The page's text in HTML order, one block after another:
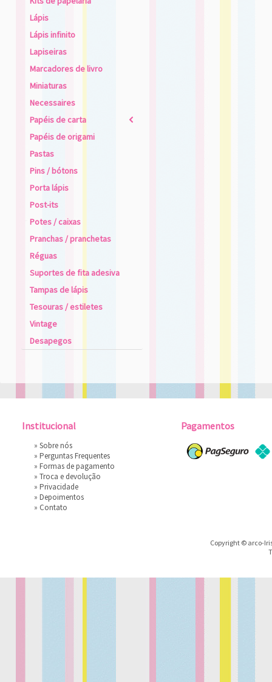
Lápis
Lápis infinito
Lapiseiras
Marcadores de livro
Miniaturas
Necessaires
Papéis de carta
2
Papéis de origami
Pastas
Pins / bótons
Porta lápis
Post-its
Potes / caixas
Pranchas / pranchetas
Réguas
Suportes de fita adesiva
Tampas de lápis
Tesouras / estiletes
Vintage
Desapegos
Institucional
» Sobre nós
» Perguntas Frequentes
» Formas de pagamento
» Troca e devolução
» Privacidade
» Depoimentos
» Contato
Pagamentos
Copyright © arco-